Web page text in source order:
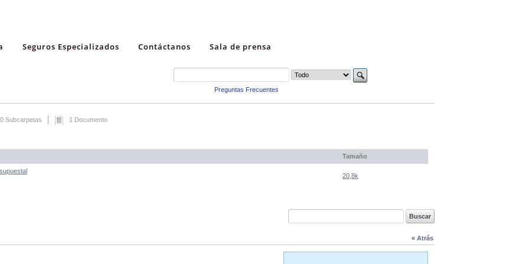
Seguros Especializados Contáctanos Sala de prensa
Preguntas Frecuentes
0 Subcarpetas 1 Documento
Tamaño
20,8k
« Atrás